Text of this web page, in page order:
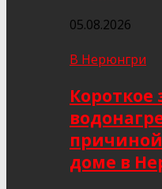
05.08.2026
В Нерюнгри
доме в